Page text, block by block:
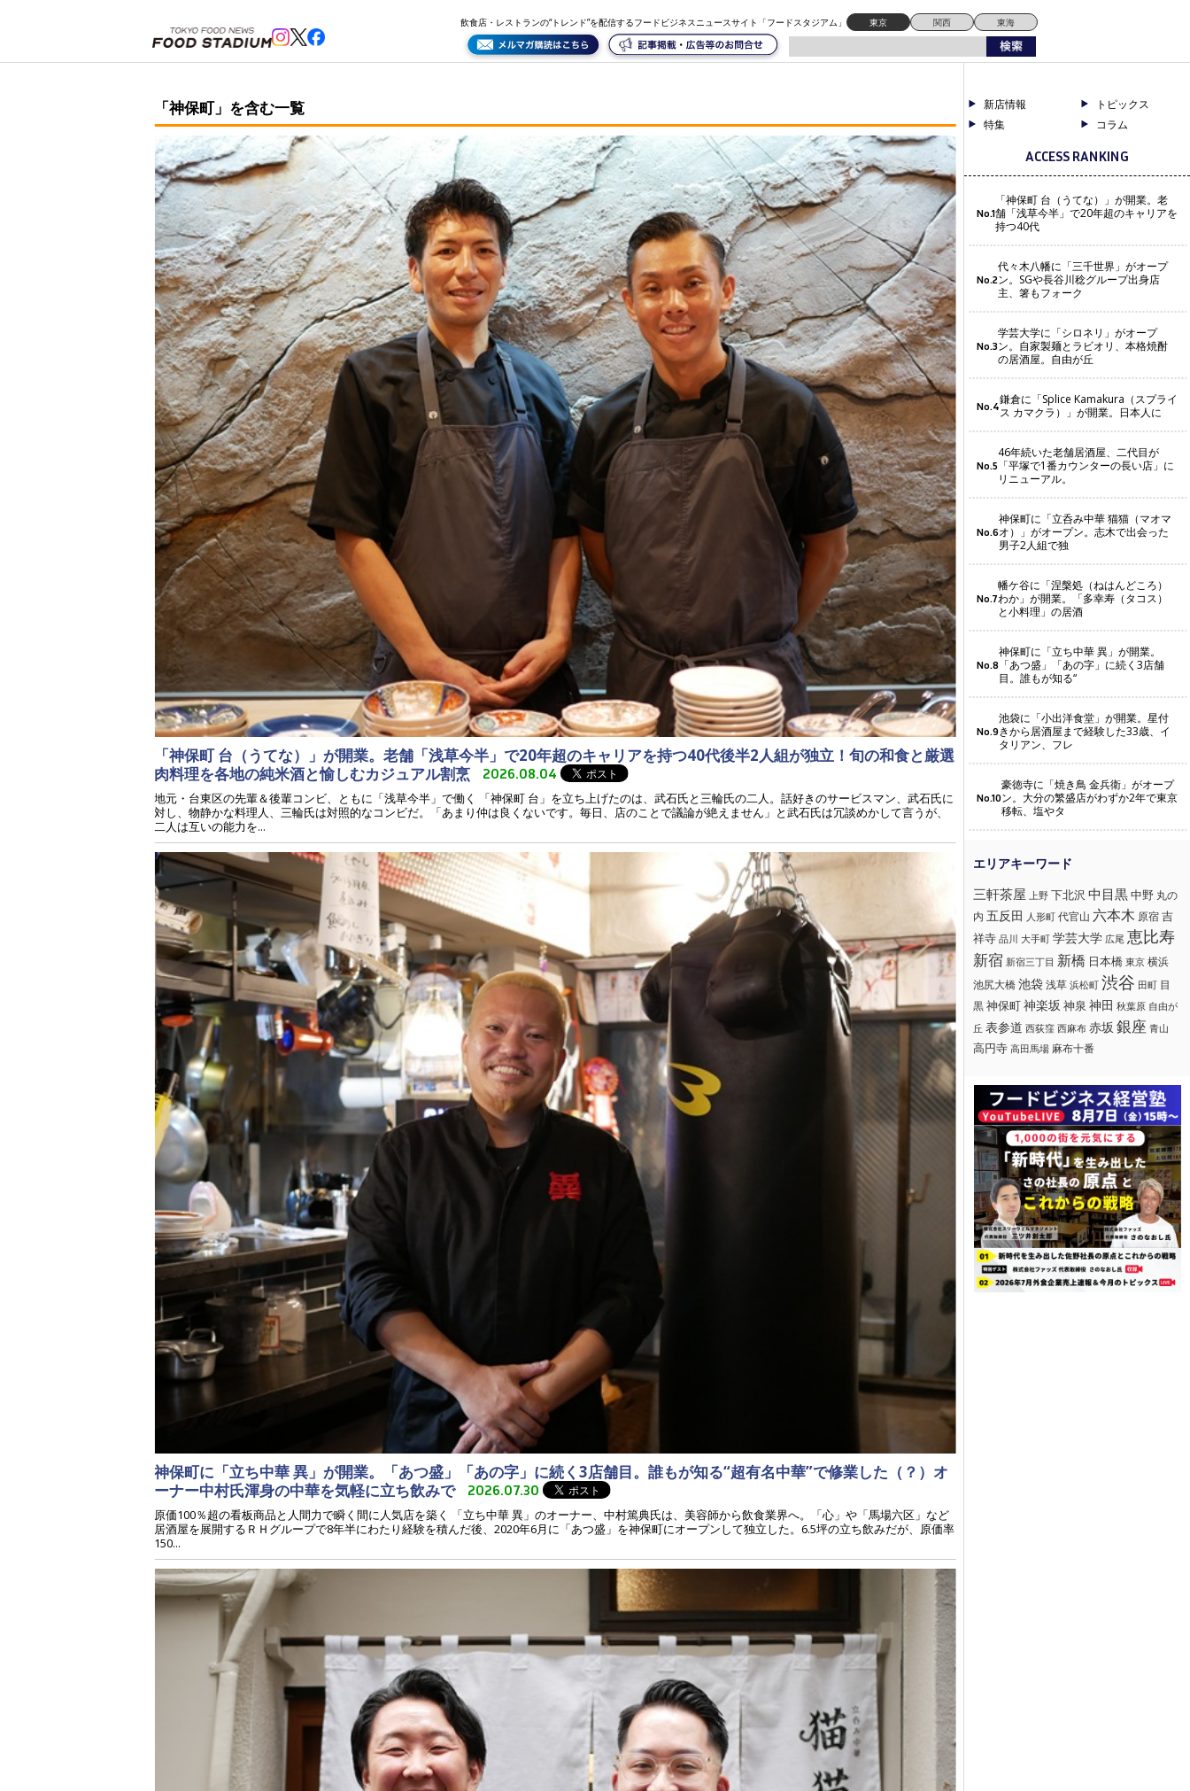
飲食店・レストランの“トレンド”を配信するフードビジネスニュースサイト「フードスタジアム」 東京 関西 東海
「神保町」を含む一覧
「神保町 台（うてな）」が開業。老舗「浅草今半」で20年超のキャリアを持つ40代後半2人組が独立！旬の和食と厳選
肉料理を各地の純米酒と愉しむカジュアル割烹
2026.08.04
地元・台東区の先輩＆後輩コンビ、ともに「浅草今半」で働く 「神保町 台」を立ち上げたのは、武石氏と三輪氏の二人。話好きのサービスマン、武石氏に
対し、物静かな料理人、三輪氏は対照的なコンビだ。「あまり仲は良くないです。毎日、店のことで議論が絶えません」と武石氏は冗談めかして言うが、
二人は互いの能力を...
神保町に「立ち中華 異」が開業。「あつ盛」「あの字」に続く3店舗目。誰もが知る“超有名中華”で修業した（？）オ
ーナー中村氏渾身の中華を気軽に立ち飲みで
2026.07.30
原価100％超の看板商品と人間力で瞬く間に人気店を築く 「立ち中華 異」のオーナー、中村篤典氏は、美容師から飲食業界へ。「心」や「馬場六区」など
居酒屋を展開するＲＨグループで8年半にわたり経験を積んだ後、2020年6月に「あつ盛」を神保町にオープンして独立した。6.5坪の立ち飲みだが、原価率
150...
新店情報
トピックス
特集
コラム
ACCESS RANKING
No.1
「神保町 台（うてな）」が開業。老
舗「浅草今半」で20年超のキャリアを
持つ40代
No.2
代々木八幡に「三千世界」がオープ
ン。SGや長谷川稔グループ出身店
主、箸もフォーク
No.3
学芸大学に「シロネリ」がオープ
ン。自家製麺とラビオリ、本格焼酎
の居酒屋。自由が丘
No.4鎌倉に「Splice Kamakura（スプライ
ス カマクラ）」が開業。日本人に
No.5
46年続いた老舗居酒屋、二代目が
「平塚で1番カウンターの長い店」に
リニューアル。
No.6
神保町に「立呑み中華 猫猫（マオマ
オ）」がオープン。志木で出会った
男子2人組で独
No.7
幡ケ谷に「涅槃処（ねはんどころ）
わか」が開業。「多幸寿（タコス）
と小料理」の居酒
No.8
神保町に「立ち中華 異」が開業。
「あつ盛」「あの字」に続く3店舗
目。誰もが知る“
No.9
池袋に「小出洋食堂」が開業。星付
きから居酒屋まで経験した33歳、イ
タリアン、フレ
No.10
豪徳寺に「焼き鳥 金兵衛」がオープ
ン。大分の繁盛店がわずか2年で東京
移転、塩やタ
三軒茶屋 上野 下北沢 中目黒中野 丸の
内 五反田 人形町 代官山 六本木 原宿 吉
祥寺 品川 大手町 学芸大学 広尾 恵比寿
新宿 新宿三丁目 新橋 日本橋 東京 横浜
池尻大橋 池袋浅草 浜松町 渋谷 田町 目
黒神保町神楽坂 神泉 神田 秋葉原 自由が
丘 表参道 西荻窪 西麻布 赤坂 銀座 青山
高円寺 高田馬場 麻布十番